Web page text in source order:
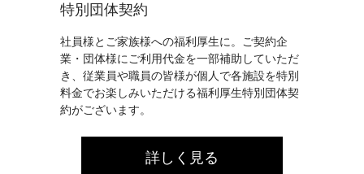
特別団体契約
社員様とご家族様への福利厚生に。ご契約企
業・団体様にご利用代金を一部補助していただ
き、従業員や職員の皆様が個人で各施設を特別
料金でお楽しみいただける福利厚生特別団体契
約がございます。
詳しく見る